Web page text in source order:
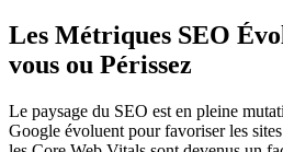
Les Métriques SEO
vous ou Périssez
Le paysage du SEO est en pleine
Google évoluent pour favoriser les